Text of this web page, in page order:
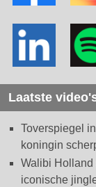
Laatste
Toverspiegel
koningin
Walibi Holland
iconische